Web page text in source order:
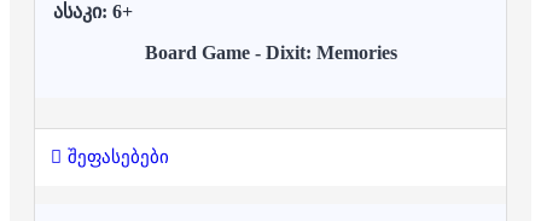
ასაკი: 6+
Board Game - Dixit: Memories
შეფასებები